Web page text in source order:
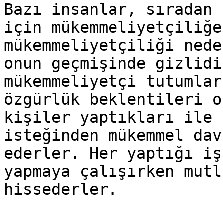
Bazı insanlar, sıradan
için
mükemmeliyetçiliği
onun geçmişinde
mükemmeliyetçi
özgürlük beklentileri
kişiler yaptıkları ile
isteğinden mükemmel
ederler. Her yaptığı
yapmaya çalışırken
hissederler.